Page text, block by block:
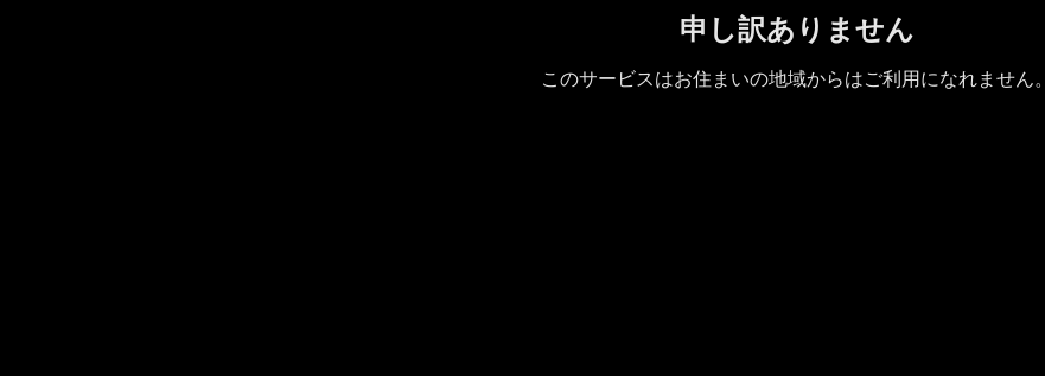
申し訳ありません
このサービスはお住まいの地域からはご利用になれません。